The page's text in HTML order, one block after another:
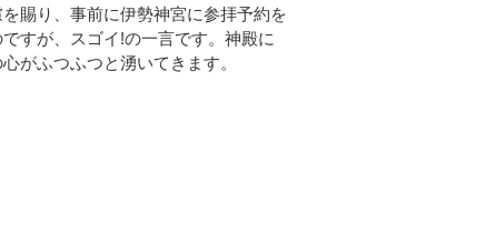
賜り、事前に伊勢神宮に参拝予約を
すが、スゴイ!の一言です。神殿に
がふつふつと湧いてきます。